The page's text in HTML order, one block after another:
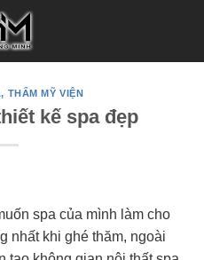
THẨM MỸ VIỆN
kế spa đẹp
spa của mình làm cho
nhất khi ghé thăm, ngoài